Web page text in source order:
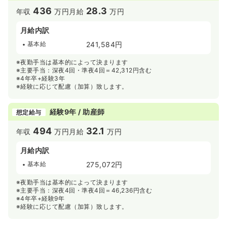
年収436 万円 月給 28.3 万円
月給内訳
基本給 241,584円
※夜勤手当は基本的によって決まります
※主要手当：深夜4回・準夜4回＝42,312円含む
※4年卒+経験3年
※経験に応じて配慮（加算）致します。
想定給与 経験9年 / 助産師
年収494 万円 月給 32.1 万円
月給内訳
基本給 275,072円
※夜勤手当は基本的によって決まります
※主要手当：深夜4回・準夜4回＝46,236円含む
※4年卒+経験9年
※経験に応じて配慮（加算）致します。